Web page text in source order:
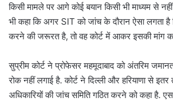
किसी मामले पर आगे कोई बयान किसी भी माध्यम से नहीं
भी कहा कि अगर SIT को जांच के दौरान ऐसा लगता है
करने की जरूरत है, तो वह कोर्ट में आकर इसकी मांग
सुप्रीम कोर्ट ने प्रोफेसर महमूदाबाद को अंतरिम
रोक नहीं लगाई है. कोर्ट ने दिल्ली और हरियाणा से इतर
अधिकारियों की जांच समिति गठित करने को कहा है.